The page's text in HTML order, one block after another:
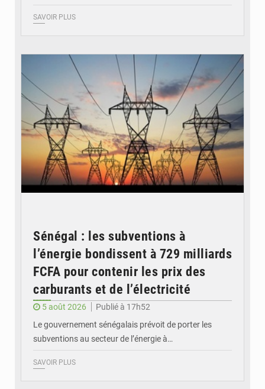
SAVOIR PLUS
Sénégal : les subventions à
l’énergie bondissent à 729 milliards
FCFA pour contenir les prix des
carburants et de l’électricité
5 août 2026
Publié à 17h52
Le gouvernement sénégalais prévoit de porter les
subventions au secteur de l’énergie à…
SAVOIR PLUS